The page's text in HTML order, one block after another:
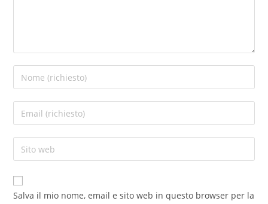
Salva il mio nome, email e sito web in questo browser per la